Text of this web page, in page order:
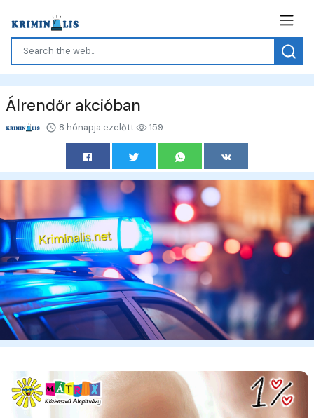
Álrendőr akcióban
8 hónapja ezelőtt 159